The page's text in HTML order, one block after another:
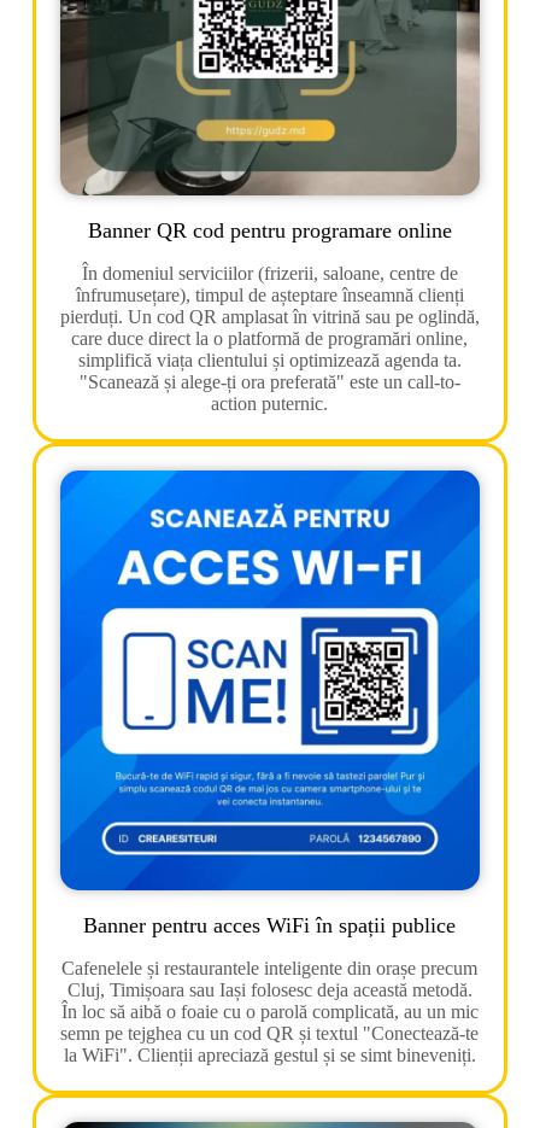
Banner QR cod pentru programare online
În domeniul serviciilor (frizerii, saloane, centre de
înfrumusețare), timpul de așteptare înseamnă clienți
pierduți. Un cod QR amplasat în vitrină sau pe oglindă,
care duce direct la o platformă de programări online,
simplifică viața clientului și optimizează agenda ta.
"Scanează și alege-ți ora preferată" este un call-to-
action puternic.
Banner pentru acces WiFi în spații publice
Cafenelele și restaurantele inteligente din orașe precum
Cluj, Timișoara sau Iași folosesc deja această metodă.
În loc să aibă o foaie cu o parolă complicată, au un mic
semn pe tejghea cu un cod QR și textul "Conectează-te
la WiFi". Clienții apreciază gestul și se simt bineveniți.